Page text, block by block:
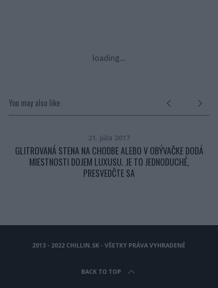
loading...
You may also like
21. júla 2017
GLITROVANÁ STENA NA CHODBE ALEBO V OBÝVAČKE DODÁ
MIESTNOSTI DOJEM LUXUSU. JE TO JEDNODUCHÉ,
PRESVEDČTE SA
2013 - 2022 CHILLIN.SK - VŠETKY PRÁVA VYHRADENÉ
BACK TO TOP